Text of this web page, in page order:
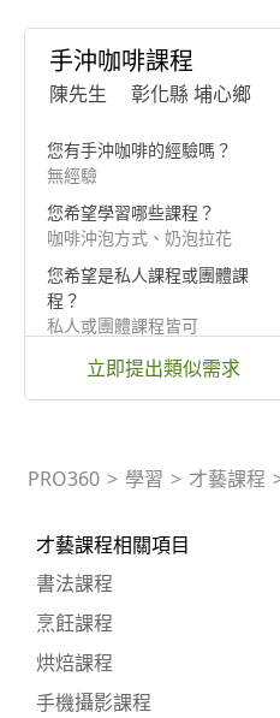
手沖咖啡課程
陳先生 彰化縣 埔心鄉
您有手沖咖啡的經驗嗎？
無經驗
您希望學習哪些課程？
咖啡沖泡方式、奶泡拉花
您希望是私人課程或團體課
程？
私人或團體課程皆可
立即提出類似需求
PRO360 > 學習 > 才藝課程
才藝課程相關項目
書法課程
烹飪課程
烘焙課程
手機攝影課程